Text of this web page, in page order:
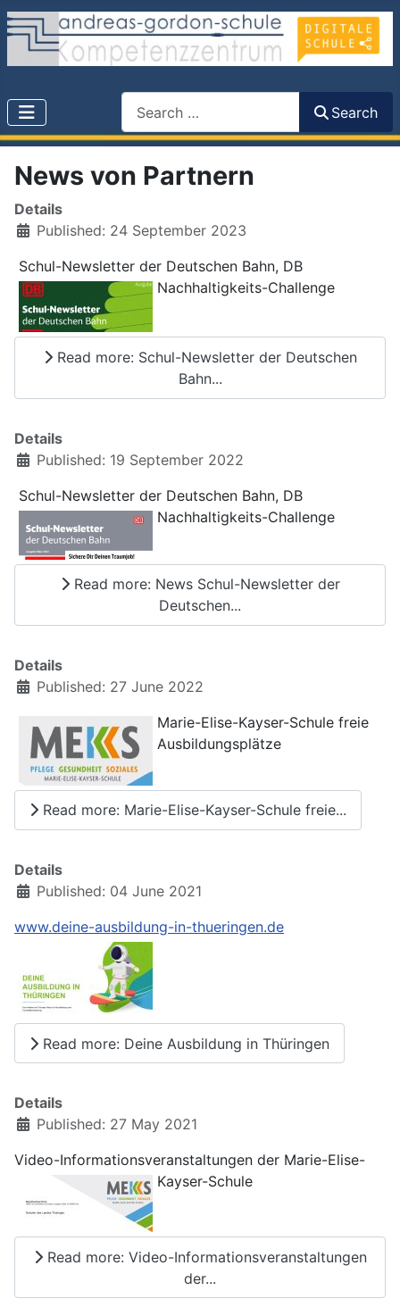
Search
News von Partnern
Details
Published: 24 September 2023
Schul-Newsletter der Deutschen Bahn, DB
Nachhaltigkeits-Challenge
Read more: Schul-Newsletter der Deutschen
Bahn...
Details
Published: 19 September 2022
Schul-Newsletter der Deutschen Bahn, DB
Nachhaltigkeits-Challenge
Read more: News Schul-Newsletter der
Deutschen...
Details
Published: 27 June 2022
Marie-Elise-Kayser-Schule freie
Ausbildungsplätze
Read more: Marie-Elise-Kayser-Schule freie...
Details
Published: 04 June 2021
www.deine-ausbildung-in-thueringen.de
Read more: Deine Ausbildung in Thüringen
Details
Published: 27 May 2021
Video-Informationsveranstaltungen der Marie-Elise-
Kayser-Schule
Read more: Video-Informationsveranstaltungen
der...